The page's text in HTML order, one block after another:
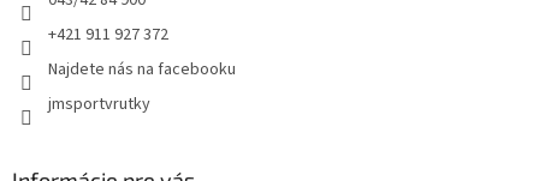
+421 911 927 372
Najdete nás na facebooku
jmsportvrutky